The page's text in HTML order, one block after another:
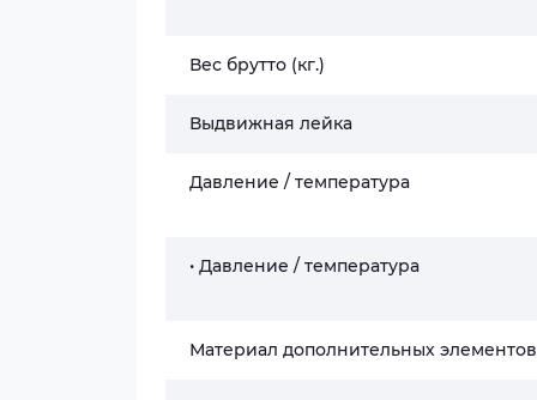
Вес брутто (кг.)
Выдвижная лейка
Давление / температура
• Давление / температура
Материал дополнительных элементов